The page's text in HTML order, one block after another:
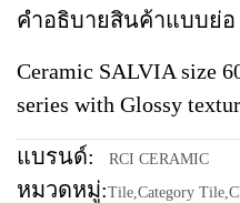
คำอธิบายสินค้าแบบย่อ
Ceramic SALVIA size
series with Glossy
แบรนด์: RCI CERAMIC
หมวดหมู่:Tile,Category Tile,